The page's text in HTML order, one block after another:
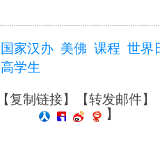
国家汉办 美佛 课程 世界
学生
复制链接】【转发邮件】
】